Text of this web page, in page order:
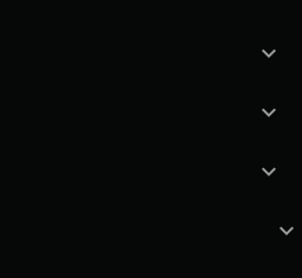



